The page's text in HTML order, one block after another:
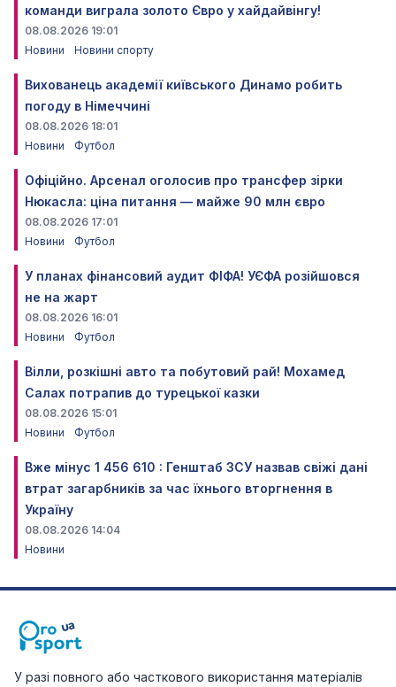
команди виграла золото Євро у хайдайвінгу!
08.08.2026 19:01
Новини
Новини спорту
Вихованець академії київського Динамо робить
погоду в Німеччині
08.08.2026 18:01
Новини
Футбол
Офіційно. Арсенал оголосив про трансфер зірки
Нюкасла: ціна питання — майже 90 млн євро
08.08.2026 17:01
Новини
Футбол
У планах фінансовий аудит ФІФА! УЄФА розійшовся
не на жарт
08.08.2026 16:01
Новини
Футбол
Вілли, розкішні авто та побутовий рай! Мохамед
Салах потрапив до турецької казки
08.08.2026 15:01
Новини
Футбол
Вже мінус 1 456 610 : Генштаб ЗСУ назвав свіжі дані
втрат загарбників за час їхнього вторгнення в
Україну
08.08.2026 14:04
Новини
У разі повного або часткового використання матеріалів